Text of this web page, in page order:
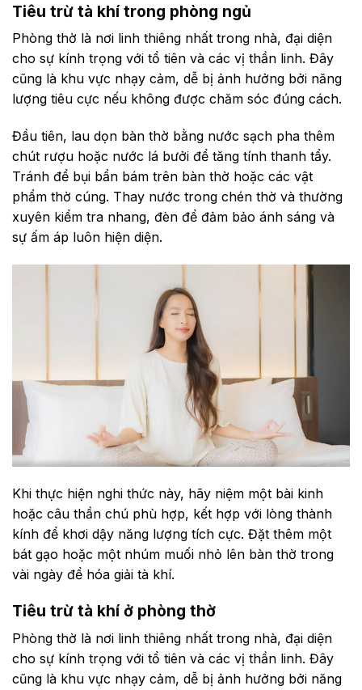
Tiêu trừ tà khí trong phòng ngủ
Phòng thờ là nơi linh thiêng nhất trong nhà, đại diện
cho sự kính trọng với tổ tiên và các vị thần linh. Đây
cũng là khu vực nhạy cảm, dễ bị ảnh hưởng bởi năng
lượng tiêu cực nếu không được chăm sóc đúng cách.
Đầu tiên, lau dọn bàn thờ bằng nước sạch pha thêm
chút rượu hoặc nước lá bưởi để tăng tính thanh tẩy.
Tránh để bụi bẩn bám trên bàn thờ hoặc các vật
phẩm thờ cúng. Thay nước trong chén thờ và thường
xuyên kiểm tra nhang, đèn để đảm bảo ánh sáng và
sự ấm áp luôn hiện diện.
Khi thực hiện nghi thức này, hãy niệm một bài kinh
hoặc câu thần chú phù hợp, kết hợp với lòng thành
kính để khơi dậy năng lượng tích cực. Đặt thêm một
bát gạo hoặc một nhúm muối nhỏ lên bàn thờ trong
vài ngày để hóa giải tà khí.
Tiêu trừ tà khí ở phòng thờ
Phòng thờ là nơi linh thiêng nhất trong nhà, đại diện
cho sự kính trọng với tổ tiên và các vị thần linh. Đây
cũng là khu vực nhạy cảm, dễ bị ảnh hưởng bởi năng